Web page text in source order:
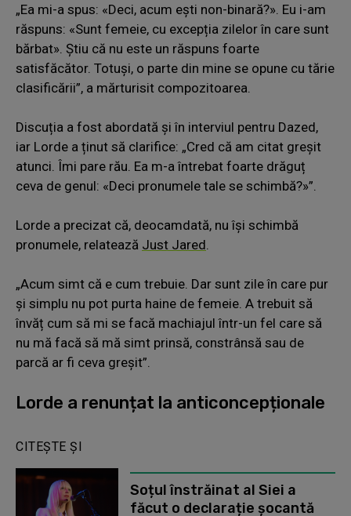
„Ea mi-a spus: «Deci, acum ești non-binară?». Eu i-am
răspuns: «Sunt femeie, cu excepția zilelor în care sunt
bărbat». Știu că nu este un răspuns foarte
satisfăcător. Totuși, o parte din mine se opune cu tărie
clasificării”, a mărturisit compozitoarea.
Discuția a fost abordată și în interviul pentru Dazed,
iar Lorde a ținut să clarifice: „Cred că am citat greșit
atunci. Îmi pare rău. Ea m-a întrebat foarte drăguț
ceva de genul: «Deci pronumele tale se schimbă?»”.
Lorde a precizat că, deocamdată, nu își schimbă
pronumele, relatează Just Jared
„Acum simt că e cum trebuie. Dar sunt zile în care pur
și simplu nu pot purta haine de femeie. A trebuit să
învăț cum să mi se facă machiajul într-un fel care să
nu mă facă să mă simt prinsă, constrânsă sau de
parcă ar fi ceva greșit”.
Lorde a renunțat la anticoncepționale
CITEȘTE ȘI
Soțul înstrăinat al Siei a
făcut o declarație șocantă